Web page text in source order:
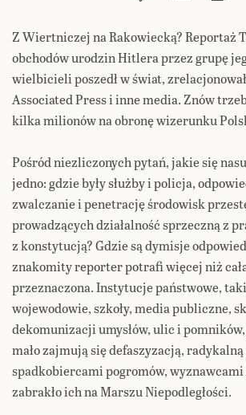
Z Wiertniczej na Rakowiecką? Reportaż
obchodów urodzin Hitlera przez grupę
wielbicieli poszedł w świat,
Associated Press i inne media. Znów
kilka milionów na obronę wizerunku
Pośród niezliczonych pytań, jakie się
jedno: gdzie były służby i policja,
zwalczanie i penetrację środowisk
prowadzących działalność sprzeczną z
z konstytucją? Gdzie są dymisje
znakomity reporter potrafi więcej niż
przeznaczona. Instytucje państwowe,
wojewodowie, szkoły, media publiczne,
dekomunizacji umysłów, ulic i
mało zajmują się defaszyzacją,
spadkobiercami pogromów,
zabrakło ich na Marszu Niepodległości.